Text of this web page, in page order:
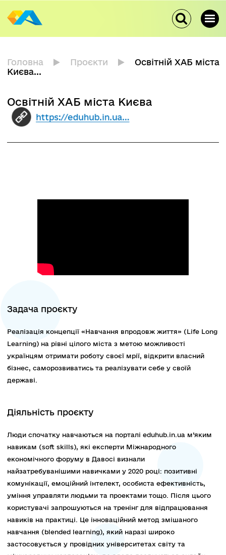
Головна Проєкти
Освітній ХАБ міста
Києва...
Освітній ХАБ міста Києва
https://eduhub.in.ua...
Задача проєкту
Реалізація концепції «Навчання впродовж життя» (Life Long
Learning) на рівні цілого міста з метою можливості
українцям отримати роботу своєї мрії, відкрити власний
бізнес, саморозвиватись та реалізувати себе у своїй
державі.
Діяльність проєкту
Люди спочатку навчаються на порталі eduhub.in.ua м’яким
навикам (soft skills), які експерти Міжнародного
економічного форуму в Давосі визнали
найзатребуванішими навичками у 2020 році: позитивні
комунікації, емоційний інтелект, особиста ефективність,
уміння управляти людьми та проектами тощо. Після цього
користувачі запрошуються на тренінг для відпрацювання
навиків на практиці. Це інноваційний метод змішаного
навчання (blended learning), який наразі широко
застосовується у провідних університетах світу та